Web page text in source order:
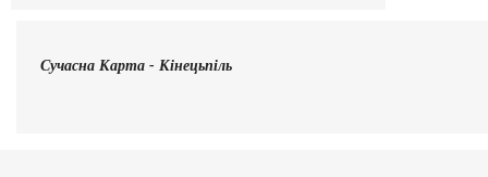
Сучасна Карта - Кінецьпіль